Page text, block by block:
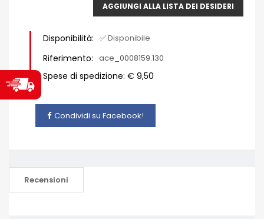
AGGIUNGI ALLA LISTA DEI DESIDERI
Disponibilità: ✅ Disponibile
Riferimento: ace_0008159.130
Spese di spedizione: € 9,50
Condividi su Facebook!
Recensioni